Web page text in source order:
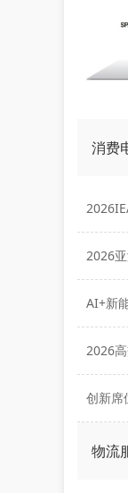
消费
2026
创新席
物流